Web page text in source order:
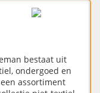
bestaat uit
ondergoed en
assortiment